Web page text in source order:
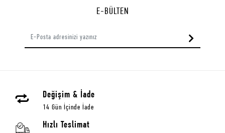
E-BÜLTEN
Değişim & İade
14 Gün İçinde İade
Hızlı Teslimat